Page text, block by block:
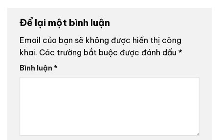
Để lại một bình luận
Email của bạn sẽ không được hiển thị công
khai. Các trường bắt buộc được đánh dấu *
Bình luận *